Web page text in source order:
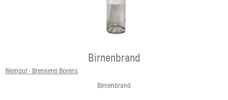
Birnenbrand
Weingut - Brennerei Borens
Birnenbrand